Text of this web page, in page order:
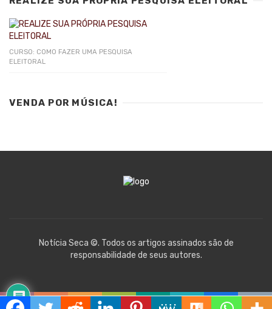
CURSO: COMO FAZER UMA PESQUISA
ELEITORAL
VENDA POR MÚSICA!
Notícia Seca ©. Todos os artigos assinados são de
responsabilidade de seus autores.